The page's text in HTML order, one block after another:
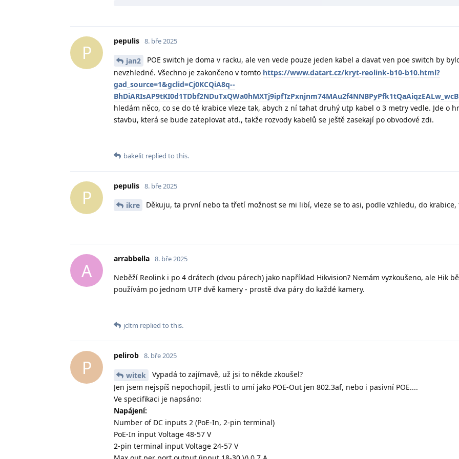
P
pepulis 8. bře 2025
jan2
POE switch je doma v racku, ale ven vede pouze jeden kabel a davat ven poe switch by
nevzhledné. Všechno je zakončeno v tomto https://www.datart.cz/kryt-reolink-b10-b10.html?
gad_source=1&gclid=Cj0KCQiA8q--
BhDiARIsAP9tKI0d1TDbf2NDuTxQWa0hMXTj9ipfTzPxnjnm74MAu2f4NNBPyPfk1tQaAiqzEALw_wcB
hledám něco, co se do té krabice vleze tak, abych z ní tahat druhý utp kabel o 3 metry vedle. Jde o
stavbu, která se bude zateplovat atd., takže rozvody kabelů se ještě zasekají po obvodové zdi.
bakelit replied to this.
P
pepulis 8. bře 2025
ikre Děkuju, ta první nebo ta třetí možnost se mi libí, vleze se to asi, podle vzhledu, do krabice,
A
arrabbella 8. bře 2025
Neběží Reolink i po 4 drátech (dvou párech) jako například Hikvision? Nemám vyzkoušeno, ale Hik
používám po jednom UTP dvě kamery - prostě dva páry do každé kamery.
jcltm replied to this.
P
pelirob 8. bře 2025
witek
Vypadá to zajímavě, už jsi to někde zkoušel?
Jen jsem nejspíš nepochopil, jestli to umí jako POE-Out jen 802.3af, nebo i pasivní POE....
Ve specifikaci je napsáno:
Napájení:
Number of DC inputs 2 (PoE-In, 2-pin terminal)
PoE-In input Voltage 48-57 V
2-pin terminal input Voltage 24-57 V